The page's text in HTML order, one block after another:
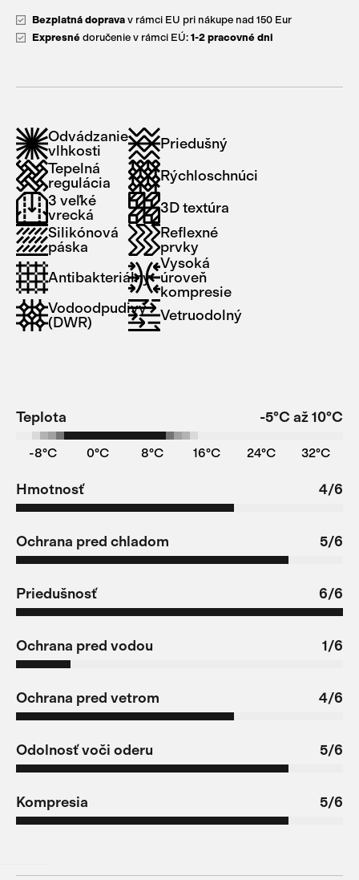
Bezplatná doprava v rámci EU pri nákupe nad 150 Eur
Expresné doručenie v rámci EÚ: 1-2 pracovné dni
Odvádzanie
vlhkosti
Priedušný
Tepelná
regulácia
Rýchloschnúci
3 veľké
vrecká
3D textúra
Silikónová
páska
Reflexné
prvky
Antibakteriálny
Vysoká
úroveň
kompresie
Vodoodpudivý
(DWR)
Vetruodolný
Teplota -5°C až 10°C
-8°C 0°C 8°C 16°C 24°C 32°C
Hmotnosť 4/6
Ochrana pred chladom 5/6
Priedušnosť 6/6
Ochrana pred vodou 1/6
Ochrana pred vetrom 4/6
Odolnosť voči oderu 5/6
Kompresia 5/6